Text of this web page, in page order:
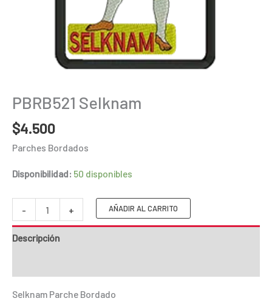
PBRB521 Selknam
$4.500
Parches Bordados
Disponibilidad: 50 disponibles
-
PBRB521
Selknam
cantidad
+ AÑADIR AL CARRITO
Descripción
Selknam Parche Bordado